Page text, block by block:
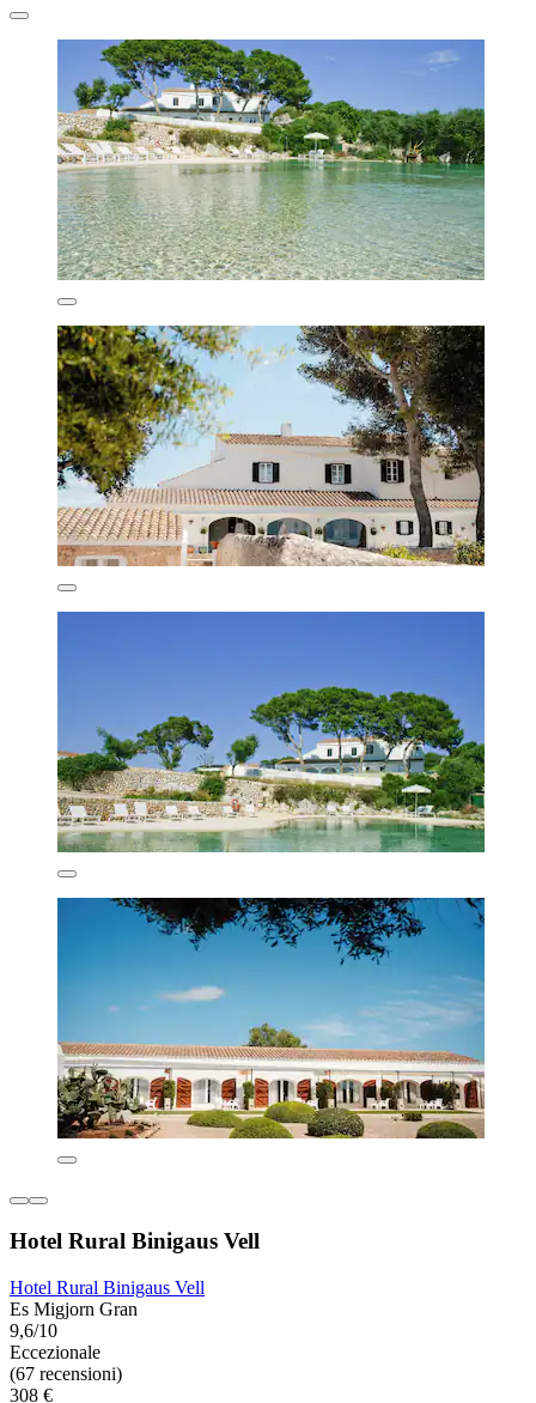
Hotel Rural Binigaus Vell
Hotel Rural Binigaus Vell
Es Migjorn Gran
9,6/10
Eccezionale
(67 recensioni)
308 €